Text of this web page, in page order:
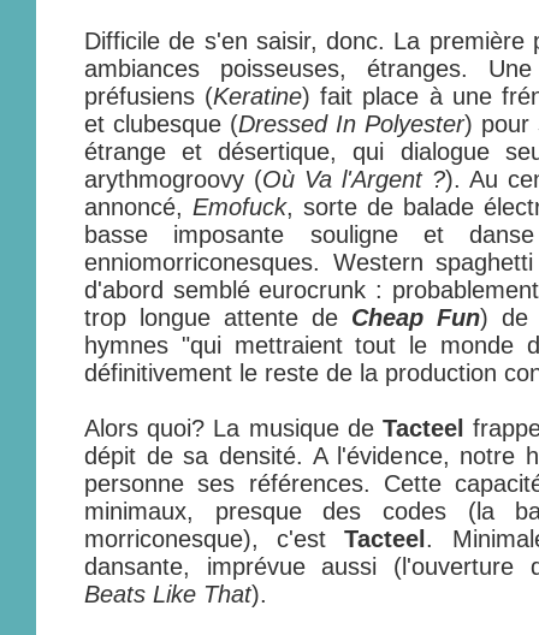
Difficile de s'en saisir, donc. La première
ambiances poisseuses, étranges.
préfusiens (Keratine) fait place à une
et clubesque (Dressed In Polyester) pour
étrange et désertique, qui dialogue
arythmogroovy (Où Va l'Argent ?). Au
annoncé, Emofuck, sorte de balade
basse imposante souligne et
enniomorriconesques. Western
d'abord semblé eurocrunk :
trop longue attente de Cheap Fun) de
hymnes "qui mettraient tout le monde
définitivement le reste de la production
Alors quoi? La musique de Tacteel
dépit de sa densité. A l'évidence, notre
personne ses références. Cette
minimaux, presque des codes (la
morriconesque), c'estTacteel .
dansante, imprévue aussi (l'ouverture
Beats Like That).